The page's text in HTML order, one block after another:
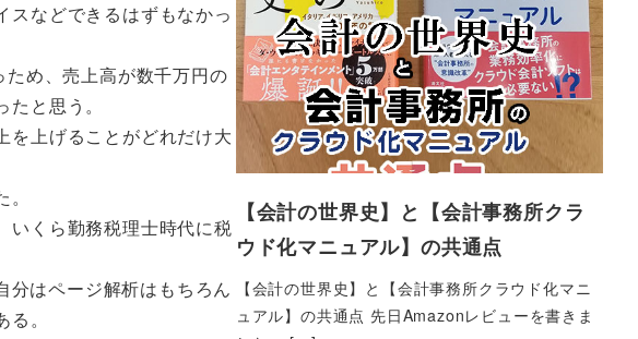
スなどできるはずもなかっ
め、売上高が数千万円の
と思う。
を上げることがどれだけ大
いくら勤務税理士時代に税
はページ解析はもちろん
。
【会計の世界史】と【会計事務所クラ
ウド化マニュアル】の共通点
【会計の世界史】と【会計事務所クラウド化マニ
ュアル】の共通点 先日Amazonレビューを書きま